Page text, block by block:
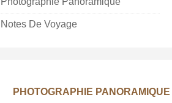
Notes De Voyage
PHOTOGRAPHIE PANORAMIQUE